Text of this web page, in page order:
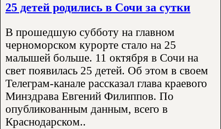
25 детей родились в Сочи за сутки
В прошедшую субботу на главном
черноморском курорте стало на 25
малышей больше. 11 октября в Сочи на
свет появилась 25 детей. Об этом в своем
Телеграм-канале рассказал глава краевого
Минздрава Евгений Филиппов. По
опубликованным данным, всего в
Краснодарском..